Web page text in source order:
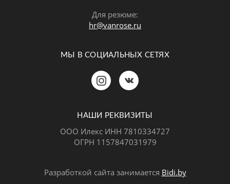
Для резюме:
hr@vanrose.ru
МЫ В СОЦИАЛЬНЫХ СЕТЯХ
НАШИ РЕКВИЗИТЫ
ООО Илекс ИНН 7810334727
ОГРН 1157847031979
Разработкой сайта занимается Bidi.by
Позвонить Telegram